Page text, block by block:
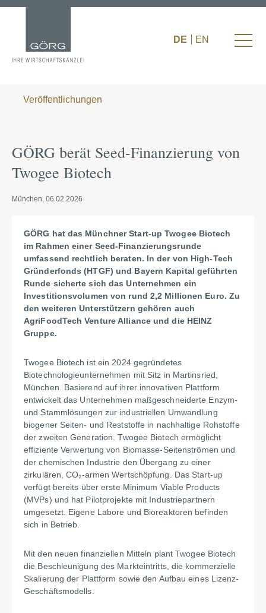
DE EN
Veröffentlichungen
GÖRG berät Seed-Finanzierung von
Twogee Biotech
München, 06.02.2026
GÖRG hat das Münchner Start-up Twogee Biotech
im Rahmen einer Seed-Finanzierungsrunde
umfassend rechtlich beraten. In der von High-Tech
Gründerfonds (HTGF) und Bayern Kapital geführten
Runde sicherte sich das Unternehmen ein
Investitionsvolumen von rund 2,2 Millionen Euro. Zu
den weiteren Unterstützern gehören auch
AgriFoodTech Venture Alliance und die HEINZ
Gruppe.
Twogee Biotech ist ein 2024 gegründetes
Biotechnologieunternehmen mit Sitz in Martinsried,
München. Basierend auf ihrer innovativen Plattform
entwickelt das Unternehmen maßgeschneiderte Enzym-
und Stammlösungen zur industriellen Umwandlung
biogener Seiten- und Reststoffe in nachhaltige Rohstoffe
der zweiten Generation. Twogee Biotech ermöglicht
effiziente Verwertung von Biomasse-Seitenströmen und
der chemischen Industrie den Übergang zu einer
zirkulären, CO₂-armen Wertschöpfung
Das Start-up
verfügt bereits über erste Minimum Viable Products
(MVPs) und hat Pilotprojekte mit Industriepartnern
umgesetzt. Eigene Labore und Bioreaktoren befinden
sich in Betrieb.
Mit den neuen finanziellen Mitteln plant Twogee Biotech
die Beschleunigung des Markteintritts, die kommerzielle
Skalierung der Plattform sowie den Aufbau eines Lizenz-
Geschäftsmodells.